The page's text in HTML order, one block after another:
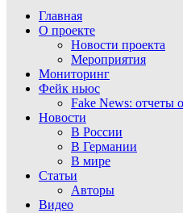
Главная
О проекте
Новости проекта
Мероприятия
Мониторинг
Фейк ньюс
Fake News: отчеты
Новости
В России
В Германии
В мире
Статьи
Авторы
Видео